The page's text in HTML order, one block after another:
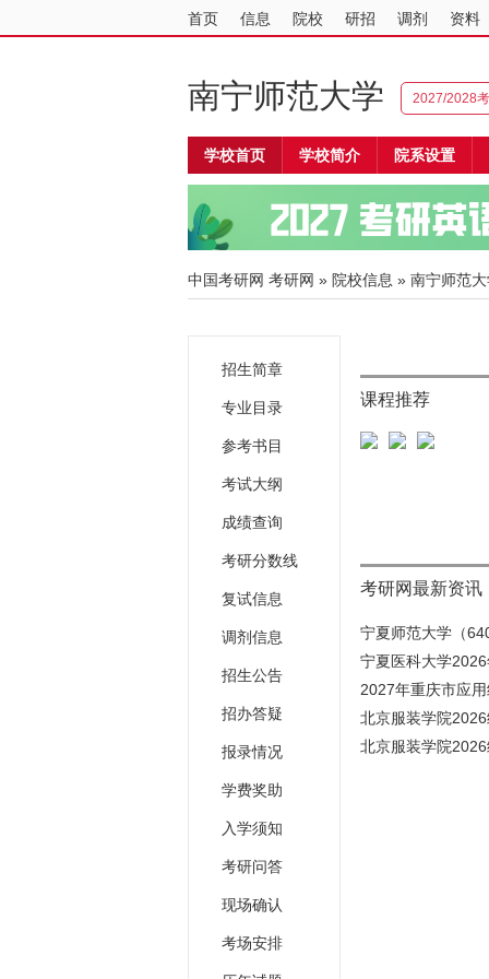
首页 信息 院校 研招 调剂 资料
南宁师范大学 2027/2028
学校首页 学校简介 院系设置
中国考研网 考研网 » 院校信息 » 南宁师范
招生简章
专业目录
参考书目
考试大纲
成绩查询
考研分数线
复试信息
调剂信息
招生公告
招办答疑
报录情况
学费奖助
入学须知
考研问答
现场确认
考场安排
课程推荐
考研网最新资讯
宁夏师范大学（
宁夏医科大学
2027年重庆市应
北京服装学院
北京服装学院